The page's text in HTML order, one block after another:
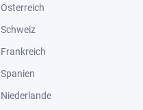
Österreich
Schweiz
Frankreich
Spanien
Niederlande